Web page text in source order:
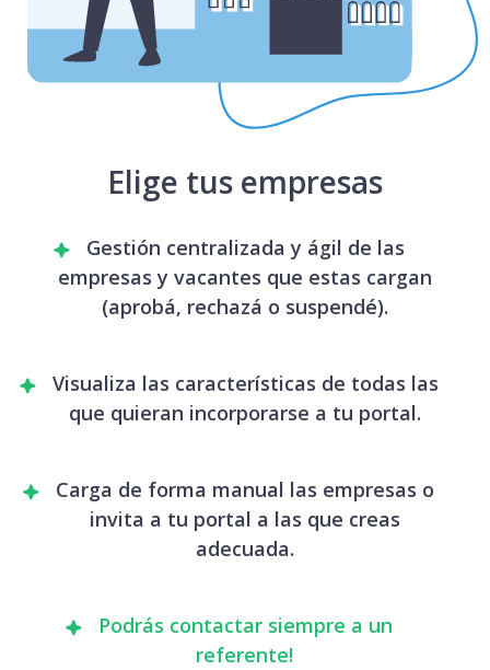
Elige tus empresas
Gestión centralizada y ágil de las
empresas y vacantes que estas cargan
(aprobá, rechazá o suspendé).
Visualiza las características de todas las
que quieran incorporarse a tu portal.
Carga de forma manual las empresas o
invita a tu portal a las que creas
adecuada.
Podrás contactar siempre a un
referente!